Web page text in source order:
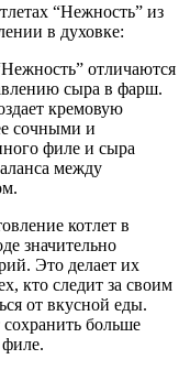
“Нежность” из
в духовке:
отличаются
сыра в фарш.
кремовую
сочными и
филе и сыра
между
котлет в
значительно
Это делает их
кто следит за своим
от вкусной еды.
сохранить больше